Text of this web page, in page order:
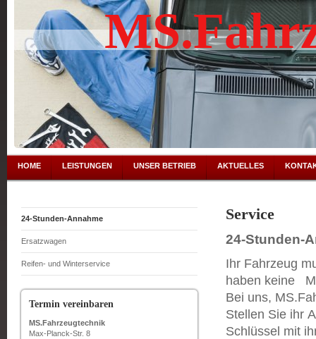
HOME LEISTUNGEN UNSER BETRIEB AKTUELLES
24-Stunden-Annahme
Ersatzwagen
Reifen- und Winterservice
Termin vereinbaren
MS.Fahrzeugtechnik
Max-Planck-Str. 8
Service
24-Stunden-
Ihr Fahrzeug
haben keine
Bei uns,
Stellen Sie ihr
Schlüssel mit